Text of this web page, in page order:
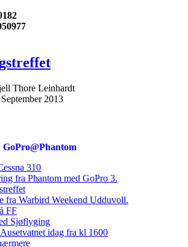
Thore Leinhardt
2013
310
fra Phantom med GoPro 3.
fra Warbird Weekend Udduvoll.
FF
Sjøflyging
idag fra kl 1600